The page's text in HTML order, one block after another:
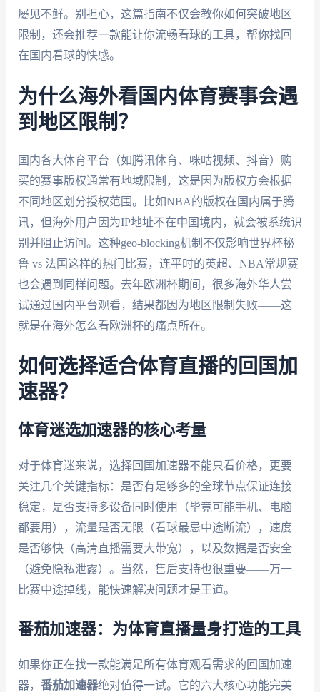
屡见不鲜。别担心，这篇指南不仅会教你如何突破地区
限制，还会推荐一款能让你流畅看球的工具，帮你找回
在国内看球的快感。
为什么海外看国内体育赛事会遇
到地区限制？
国内各大体育平台（如腾讯体育、咪咕视频、抖音）购
买的赛事版权通常有地域限制，这是因为版权方会根据
不同地区划分授权范围。比如NBA的版权在国内属于腾
讯，但海外用户因为IP地址不在中国境内，就会被系统识
别并阻止访问。这种geo-blocking机制不仅影响世界杯秘
鲁 vs 法国这样的热门比赛，连平时的英超、NBA常规赛
也会遇到同样问题。去年欧洲杯期间，很多海外华人尝
试通过国内平台观看，结果都因为地区限制失败——这
就是在海外怎么看欧洲杯的痛点所在。
如何选择适合体育直播的回国加
速器？
体育迷选加速器的核心考量
对于体育迷来说，选择回国加速器不能只看价格，更要
关注几个关键指标：是否有足够多的全球节点保证连接
稳定，是否支持多设备同时使用（毕竟可能手机、电脑
都要用），流量是否无限（看球最忌中途断流），速度
是否够快（高清直播需要大带宽），以及数据是否安全
（避免隐私泄露）。当然，售后支持也很重要——万一
比赛中途掉线，能快速解决问题才是王道。
番茄加速器：为体育直播量身打造的工具
如果你正在找一款能满足所有体育观看需求的回国加速
器， 番茄加速器绝对值得一试。它的六大核心功能完美